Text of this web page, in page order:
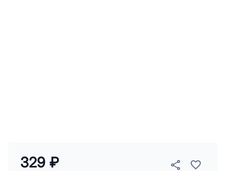
329 ₽